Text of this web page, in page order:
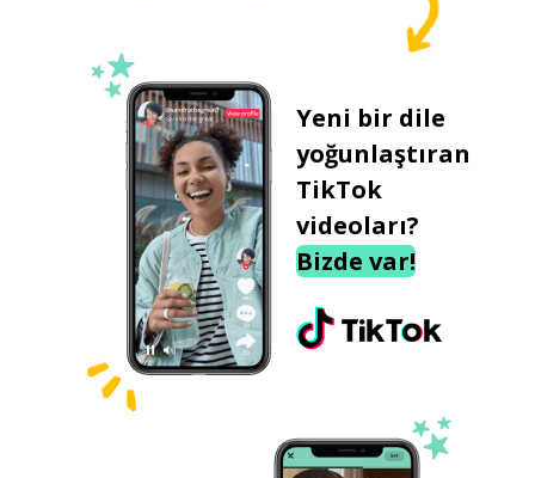
Yeni bir dile
yoğunlaştıran
TikTok
videoları?
Bizde var!